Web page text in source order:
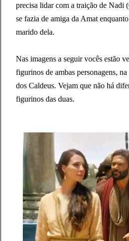
precisa lidar com a traição de Nadi
se fazia de amiga da Amat
marido dela.
Nas imagens a seguir vocês estão
figurinos de ambas personagens,
dos Caldeus. Vejam que não há
figurinos das duas.